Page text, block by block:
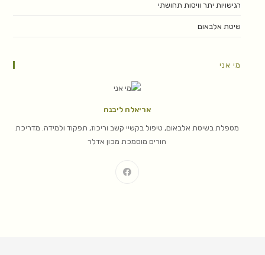
רגישויות יתר וויסות תחושתי
שיטת אלבאום
מי אני
אריאלה ליבנה
מטפלת בשיטת אלבאום, טיפול בקשיי קשב וריכוז, תפקוד ולמידה. מדריכת
הורים מוסמכת מכון אדלר